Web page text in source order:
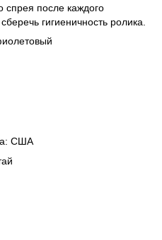
после каждого
гигиеничность ролика.
США